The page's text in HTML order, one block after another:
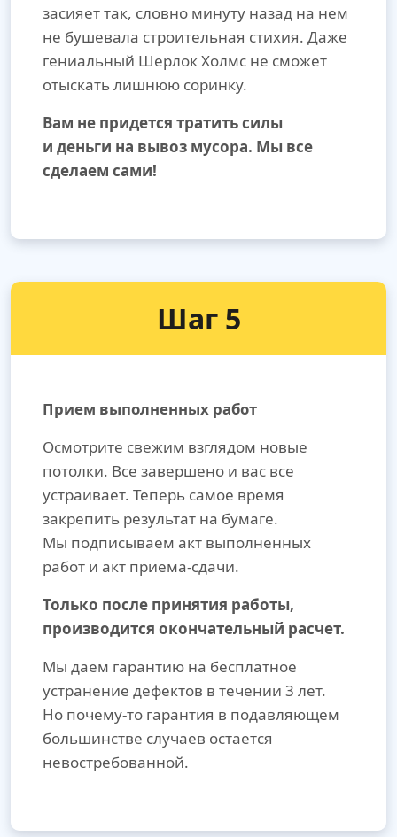
засияет так, словно минуту назад на нем
не бушевала строительная стихия. Даже
гениальный Шерлок Холмс не сможет
отыскать лишнюю соринку.
Вам не придется тратить силы
и деньги на вывоз мусора. Мы все
сделаем сами!
Шаг 5
Прием выполненных работ
Осмотрите свежим взглядом новые
потолки. Все завершено и вас все
устраивает. Теперь самое время
закрепить результат на бумаге.
Мы подписываем акт выполненных
работ и акт приема-сдачи.
Только после принятия работы,
производится окончательный расчет.
Мы даем гарантию на бесплатное
устранение дефектов в течении 3 лет.
Но почему-то гарантия в подавляющем
большинстве случаев остается
невостребованной.